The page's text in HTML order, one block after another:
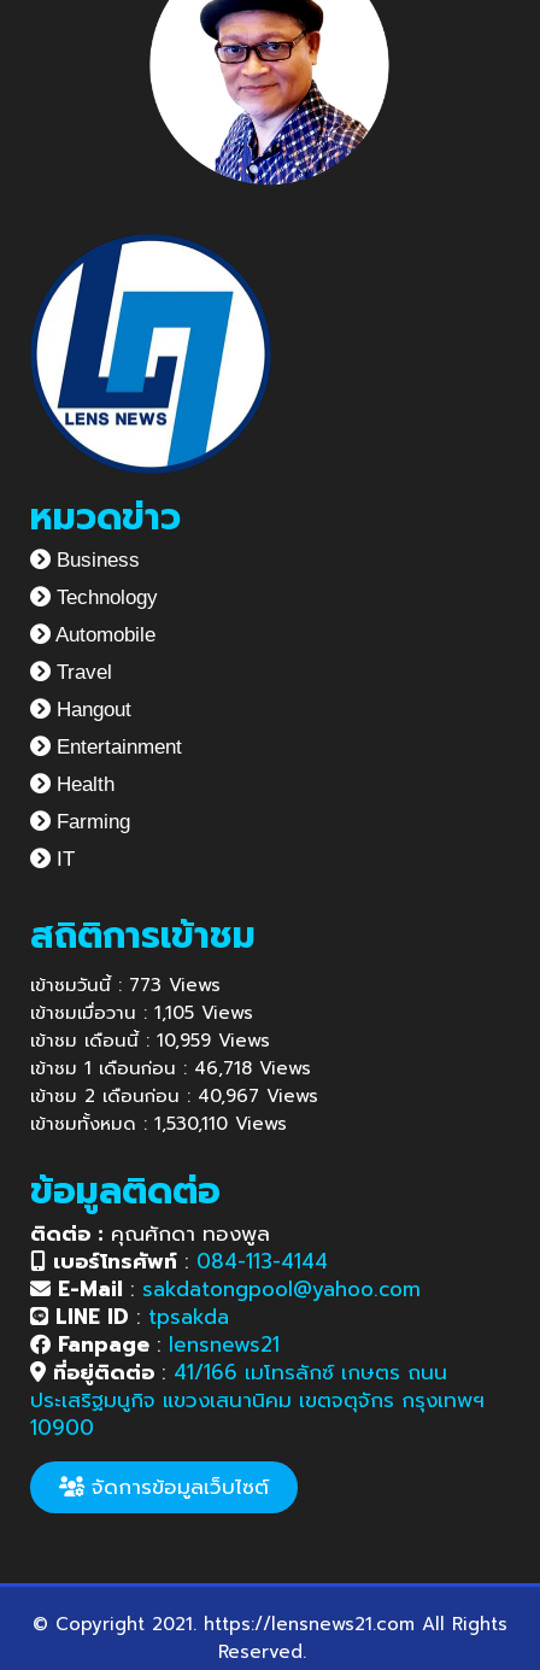
หมวดข่าว
Business
Technology
Automobile
Travel
Hangout
Entertainment
Health
Farming
IT
สถิติการเข้าชม
เข้าชมวันนี้ : 773 Views
เข้าชมเมื่อวาน : 1,105 Views
เข้าชม เดือนนี้ : 10,959 Views
เข้าชม 1 เดือนก่อน : 46,718 Views
เข้าชม 2 เดือนก่อน : 40,967 Views
เข้าชมทั้งหมด : 1,530,110 Views
ข้อมูลติดต่อ
ติดต่อ : คุณศักดา ทองพูล
เบอร์โทรศัพท์ : 084-113-4144
E-Mail : sakdatongpool@yahoo.com
LINE ID : tpsakda
Fanpage : lensnews21
ที่อยู่ติดต่อ : 41/166 เมโทรลักซ์ เกษตร ถนน
ประเสริฐมนูกิจ แขวงเสนานิคม เขตจตุจักร กรุงเทพฯ
10900
จัดการข้อมูลเว็บไซต์
© Copyright 2021. https://lensnews21.com All Rights
Reserved.